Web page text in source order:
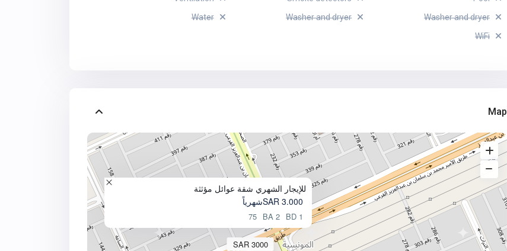
Washer and dryer
Washer and dryer
Water
WiFi
Map
3000 SAR
للإيجار الشهري شقة عوائل مؤثثة
3.000 SAR
شهرياً
1 BD
2 BA
75